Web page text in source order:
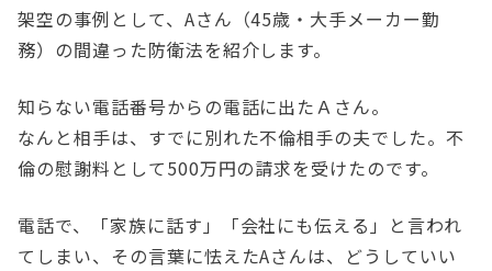
架空の事例として、Aさん（45歳・大手メーカー勤
務）の間違った防衛法を紹介します。
知らない電話番号からの電話に出たＡさん。
なんと相手は、すでに別れた不倫相手の夫でした。不
倫の慰謝料として500万円の請求を受けたのです。
電話で、「家族に話す」「会社にも伝える」と言われ
てしまい、その言葉に怯えたAさんは、どうしていい